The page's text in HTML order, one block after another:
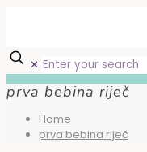
✕
prva bebina riječ
Home
prva bebina riječ